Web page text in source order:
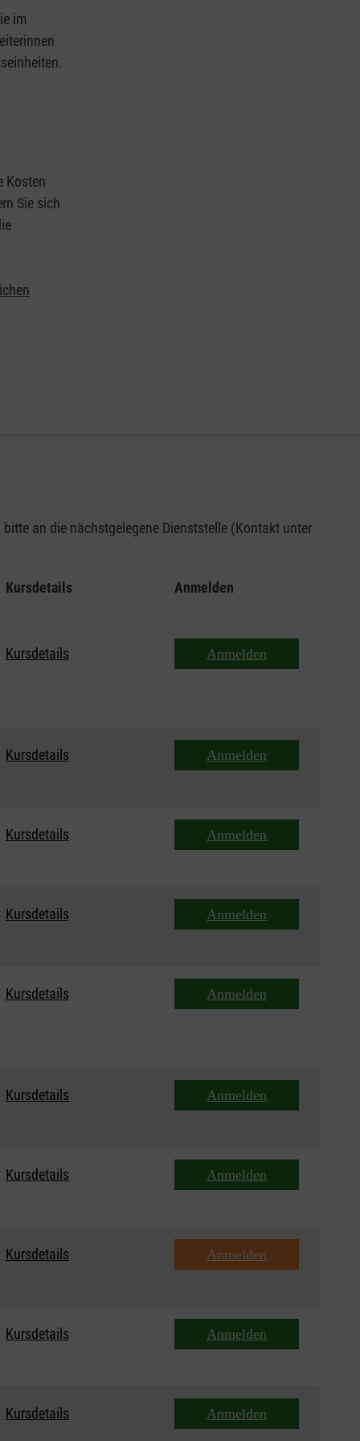
im
Kosten
Sie sich
an die nächstgelegene Dienststelle (Kontakt unter
Kursdetails Anmelden
Kursdetails Anmelden
Kursdetails Anmelden
Kursdetails Anmelden
Kursdetails Anmelden
Kursdetails Anmelden
Kursdetails Anmelden
Kursdetails Anmelden
Kursdetails Anmelden
Kursdetails Anmelden
Kursdetails Anmelden